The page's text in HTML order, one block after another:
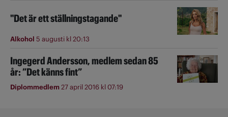
"Det är ett ställningstagande"
Alkohol 5 augusti kl 20:13
Ingegerd Andersson, medlem sedan 85
år: ”Det känns fint”
Diplommedlem27 april 2016 kl 07:19